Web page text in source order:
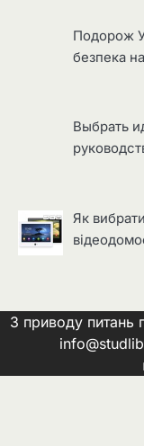
Подорож
безпека
Выбрать
Як
З приводу питань